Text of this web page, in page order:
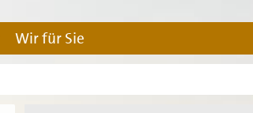
Wir für Sie